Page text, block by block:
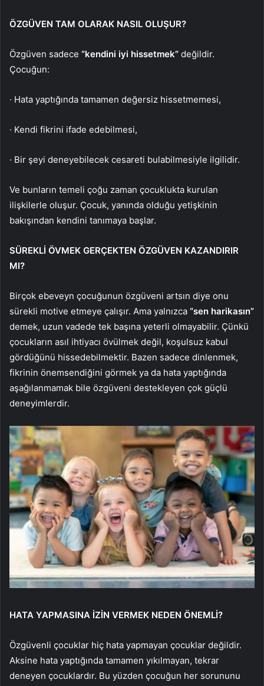
ÖZGÜVEN TAM OLARAK NASIL OLUŞUR?
Özgüven sadece “kendini iyi hissetmek” değildir.
Çocuğun:
· Hata yaptığında tamamen değersiz hissetmemesi,
· Kendi fikrini ifade edebilmesi,
· Bir şeyi deneyebilecek cesareti bulabilmesiyle ilgilidir.
Ve bunların temeli çoğu zaman çocuklukta kurulan
ilişkilerle oluşur. Çocuk, yanında olduğu yetişkinin
bakışından kendini tanımaya başlar.
SÜREKLİ ÖVMEK GERÇEKTEN ÖZGÜVEN KAZANDIRIR
MI?
Birçok ebeveyn çocuğunun özgüveni artsın diye onu
sürekli motive etmeye çalışır. Ama yalnızca “sen harikasın”
demek, uzun vadede tek başına yeterli olmayabilir. Çünkü
çocukların asıl ihtiyacı övülmek değil, koşulsuz kabul
gördüğünü hissedebilmektir. Bazen sadece dinlenmek,
fikrinin önemsendiğini görmek ya da hata yaptığında
aşağılanmamak bile özgüveni destekleyen çok güçlü
deneyimlerdir.
HATA YAPMASINA İZİN VERMEK NEDEN ÖNEMLİ?
Özgüvenli çocuklar hiç hata yapmayan çocuklar değildir.
Aksine hata yaptığında tamamen yıkılmayan, tekrar
deneyen çocuklardır. Bu yüzden çocuğun her sorununu